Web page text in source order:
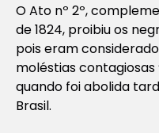
O Ato nº 2º,
de 1824, proibiu os
pois eram
moléstias contagiosas
quando foi abolida
Brasil.